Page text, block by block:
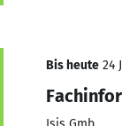
Bis heute 24